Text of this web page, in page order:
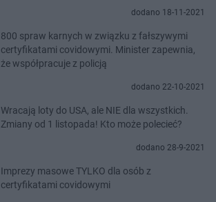
dodano 18-11-2021
800 spraw karnych w związku z fałszywymi
certyfikatami covidowymi. Minister zapewnia,
że współpracuje z policją
dodano 22-10-2021
Wracają loty do USA, ale NIE dla wszystkich.
Zmiany od 1 listopada! Kto może polecieć?
dodano 28-9-2021
Imprezy masowe TYLKO dla osób z
certyfikatami covidowymi